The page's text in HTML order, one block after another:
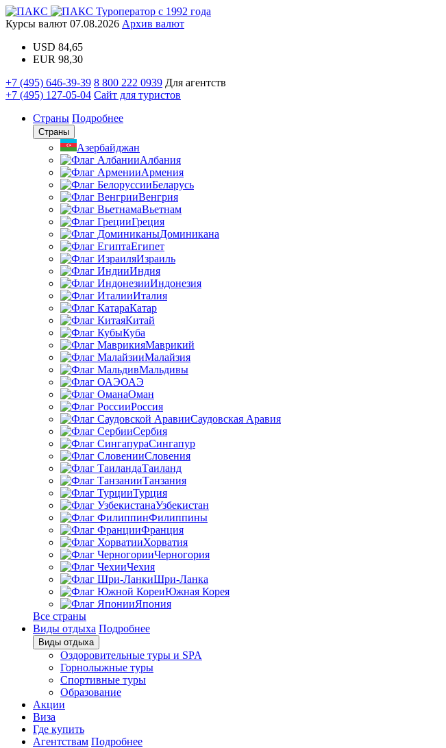
Туроператор с 1992 года
Курсы валют 07.08.2026 Архив валют
USD 84,65
EUR 98,30
+7 (495) 646-39-39 8 800 222 0939 Для агентств
+7 (495) 127-05-04 Сайт для туристов
Страны Подробнее
Страны
Азербайджан
Албания
Армения
Беларусь
Венгрия
Вьетнам
Греция
Доминикана
Египет
Израиль
Индия
Индонезия
Италия
Катар
Китай
Куба
Маврикий
Малайзия
Мальдивы
ОАЭ
Оман
Россия
Саудовская Аравия
Сербия
Сингапур
Словения
Таиланд
Танзания
Турция
Узбекистан
Филиппины
Франция
Хорватия
Черногория
Чехия
Шри-Ланка
Южная Корея
Япония
Все страны
Виды отдыха Подробнее
Виды отдыха
Оздоровительные туры и SPA
Горнолыжные туры
Спортивные туры
Образование
Акции
Виза
Где купить
Агентствам Подробнее